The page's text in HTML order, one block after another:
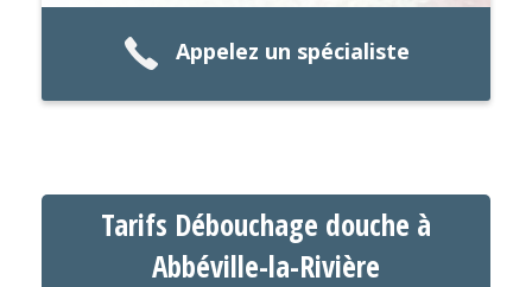
Appelez un spécialiste
Tarifs Débouchage douche à
Abbéville-la-Rivière